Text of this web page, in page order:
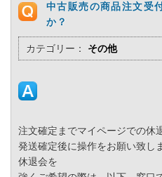
中古販売の商品注文受
か？
カテゴリー： その他
注文確定までマイページでの休
発送確定後に操作をお願い致し
休退会を